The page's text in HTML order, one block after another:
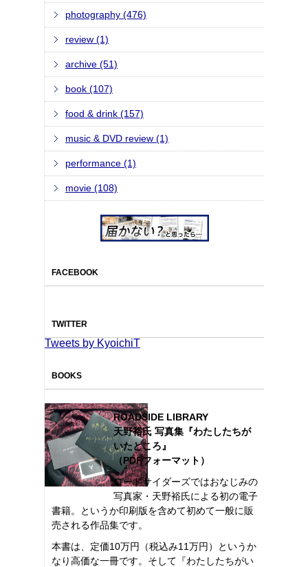
photography (476)
review (1)
archive (51)
book (107)
food & drink (157)
music & DVD review (1)
performance (1)
movie (108)
FACEBOOK
TWITTER
Tweets by KyoichiT
BOOKS
ROADSIDE LIBRARY
天野裕氏 写真集『わたしたちが
いたところ』
（PDFフォーマット）
ロードサイダーズではおなじみの
写真家・天野裕氏による初の電子
書籍。というか印刷版を含めて初めて一般に販
売される作品集です。
本書は、定価10万円（税込み11万円）というか
なり高価な一冊です。そして『わたしたちがい